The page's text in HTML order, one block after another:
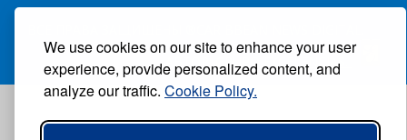
We use cookies on our site to enhance your user
experience, provide personalized content, and
analyze our traffic. Cookie Policy.
АВТОР:
GRUPO EXCELENCIAS.